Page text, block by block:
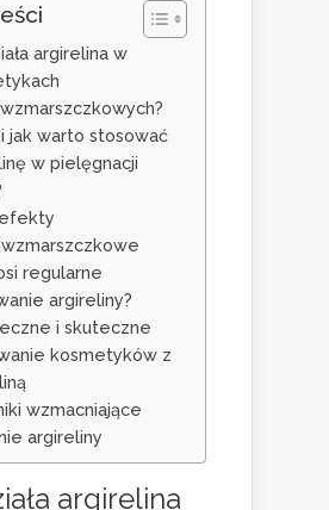
argirelina w
jak warto stosować
w pielęgnacji
regularne
argireliny?
i skuteczne
kosmetyków z
wzmacniające
argireliny
argirelina